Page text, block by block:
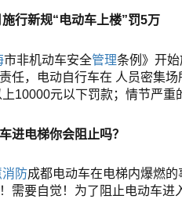
行新规“电动车上楼”罚5万
市非机动车安全管理条例》开
任，电动自行车在 人员密集场
10000元以下罚款；情节严重
进电梯你会阻止吗？
防成都电动车在电梯内爆燃的
需要自觉！为了阻止电动车进